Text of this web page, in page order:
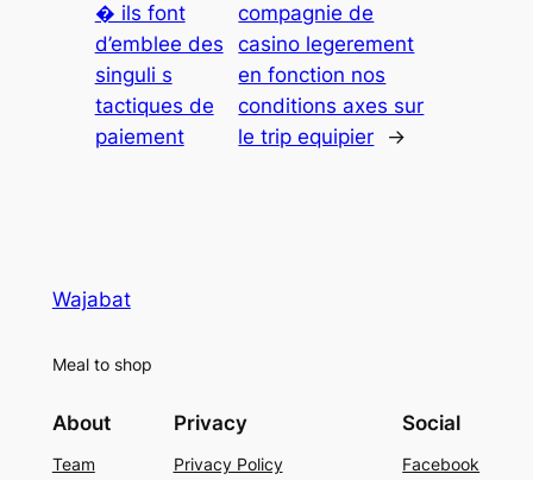
� ils font
d’emblee des
singuli s
tactiques de
paiement
compagnie de
casino legerement
en fonction nos
conditions axes sur
le trip equipier
→
Wajabat
Meal to shop
About
Team
Privacy
Privacy Policy
Social
Facebook